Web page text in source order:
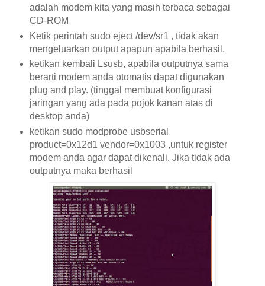
adalah modem kita yang masih terbaca sebagai
CD-ROM
Ketik perintah sudo eject /dev/sr1 , tidak akan
mengeluarkan output apapun apabila berhasil.
ketikan kembali Lsusb, apabila outputnya sama
berarti modem anda otomatis dapat digunakan
plug and play. (tinggal membuat konfigurasi
jaringan yang ada pada pojok kanan atas di
desktop anda)
ketikan sudo modprobe usbserial
product=0x12d1 vendor=0x1003 ,untuk register
modem anda agar dapat dikenali. Jika tidak ada
outputnya maka berhasil